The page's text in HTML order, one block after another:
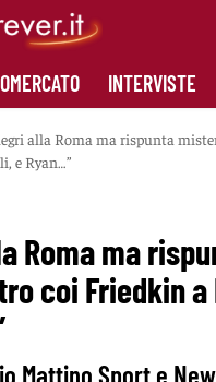
INTERVISTE
alla Roma ma rispunta
e Ryan…”
Roma ma
coi Friedkin
Mattino Sport e